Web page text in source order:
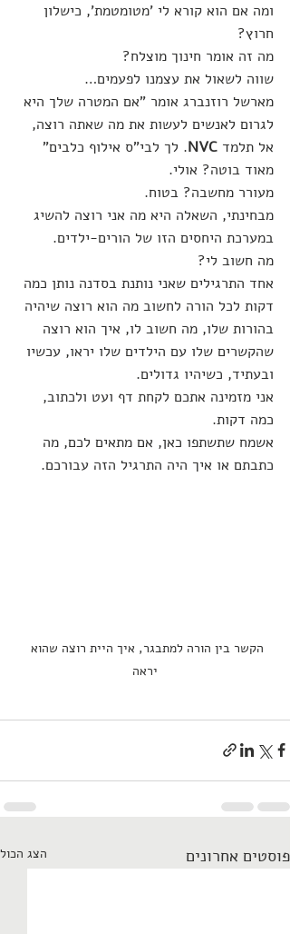
ומה אם הוא קורא לי 'מטומטמת', כישלון
חרוץ?
מה זה אומר חינוך מוצלח?
שווה לשאול את עצמנו לפעמים…
מארשל רוזנברג אומר "אם המטרה שלך היא
לגרום לאנשים לעשות את מה שאתה רוצה,
אל תלמד NVC. לך לבי"ס אילוף כלבים"
מאוד בוטה? אולי.
מעורר מחשבה? בטוח.
מבחינתי, השאלה היא מה אני רוצה להשיג
במערכת היחסים הזו של הורים-ילדים.
מה חשוב לי?
אחד התרגילים שאני נותנת בסדנה נותן כמה
דקות לכל הורה לחשוב מה הוא רוצה שיהיה
בהורות שלו, מה חשוב לו, איך הוא רוצה
שהקשרים שלו עם הילדים שלו יראו, עכשיו
ובעתיד, כשיהיו גדולים.
אני מזמינה אתכם לקחת דף ועט ולכתוב,
כמה דקות.
אשמח שתשתפו כאן, אם מתאים לכם, מה
כתבתם או איך היה התרגיל הזה עבורכם.
הקשר בין הורה למתבגר, איך היית רוצה שהוא
יראה
פוסטים אחרונים הצג הכול